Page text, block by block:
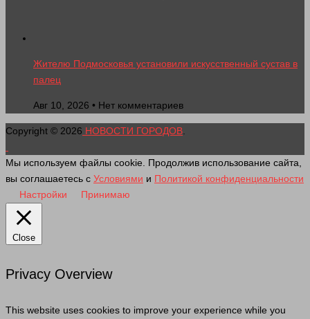
Жителю Подмосковья установили искусственный сустав в
палец
Авг 10, 2026 • Нет комментариев
Copyright © 2026 НОВОСТИ ГОРОДОВ
Мы используем файлы cookie. Продолжив использование сайта,
вы соглашаетесь с Условиями и Политикой конфиденциальности
Настройки
Принимаю
Close
Privacy Overview
This website uses cookies to improve your experience while you